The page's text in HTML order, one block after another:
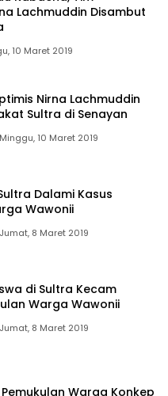
Lachmuddin Disambut
10 Maret 2019
Nirna Lachmuddin
Sultra di Senayan
Minggu, 10 Maret 2019
Dalami Kasus
Wawonii
Jumat, 8 Maret 2019
di Sultra Kecam
Warga Wawonii
Jumat, 8 Maret 2019
Pemukulan Warga Konkep